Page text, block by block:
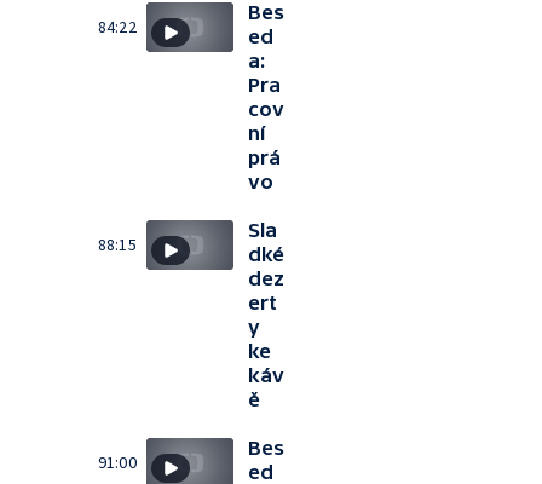
84:22
Bes
ed
a:
Pra
cov
ní
prá
vo
88:15
Sla
dké
dez
ert
y
ke
káv
ě
91:00
Bes
ed